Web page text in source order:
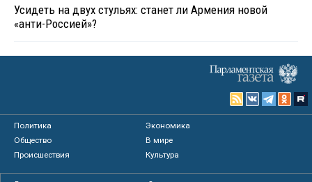
Усидеть на двух стульях: станет ли Армения новой
«анти-Россией»?
Политика
Экономика
Общество
В мире
Происшествия
Культура